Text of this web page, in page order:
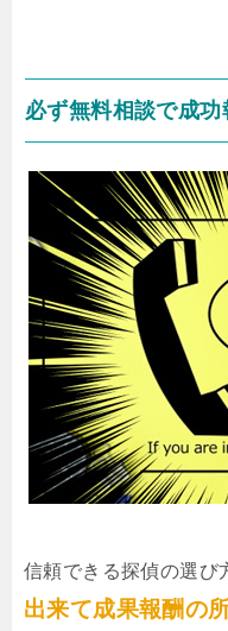
必ず無料相談で成
信頼できる探偵の選び
出来て成果報酬の